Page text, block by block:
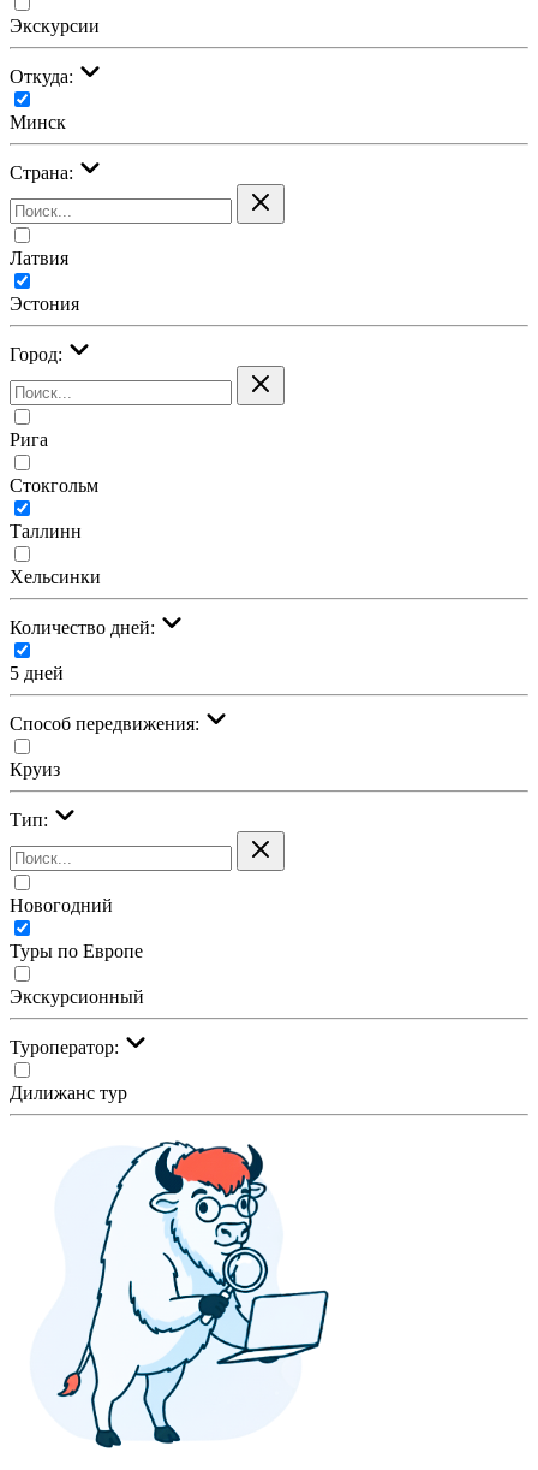
Экскурсии
Откуда:
Минск
Страна:
Латвия
Эстония
Город:
Рига
Стокгольм
Таллинн
Хельсинки
Количество дней:
5 дней
Cпособ передвижения:
Круиз
Тип:
Новогодний
Туры по Европе
Экскурсионный
Туроператор:
Дилижанс тур